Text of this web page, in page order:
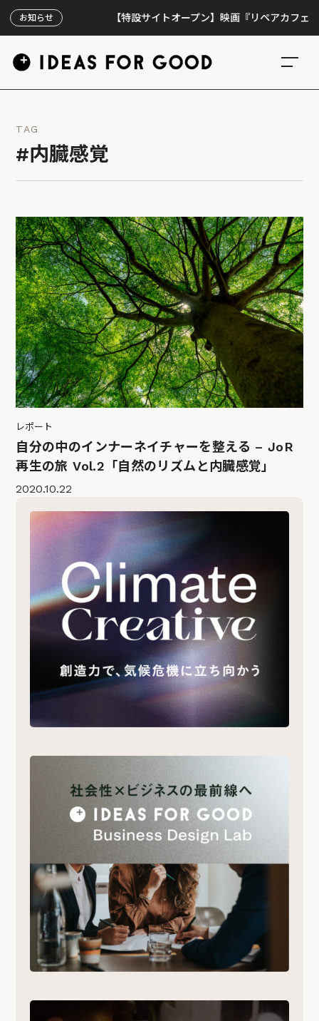
お知らせ 【特設サイトオープン】映画『リペアカフェ』、上
TAG
#内臓感覚
レポート
自分の中のインナーネイチャーを整える – JoR
再生の旅 Vol.2「自然のリズムと内臓感覚」
2020.10.22